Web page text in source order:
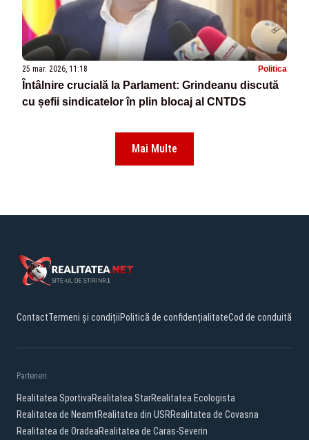
25 mar. 2026, 11:18 Politica
Întâlnire crucială la Parlament: Grindeanu discută
cu șefii sindicatelor în plin blocaj al CNTDS
Mai Multe
ContactTermeni și condițiiPolitică de confidențialitateCod de conduită
Parteneri:
Realitatea SportivaRealitatea StarRealitatea Ecologista
Realitatea de NeamtRealitatea din USRRealitatea de Covasna
Realitatea de OradeaRealitatea de Caras-Severin